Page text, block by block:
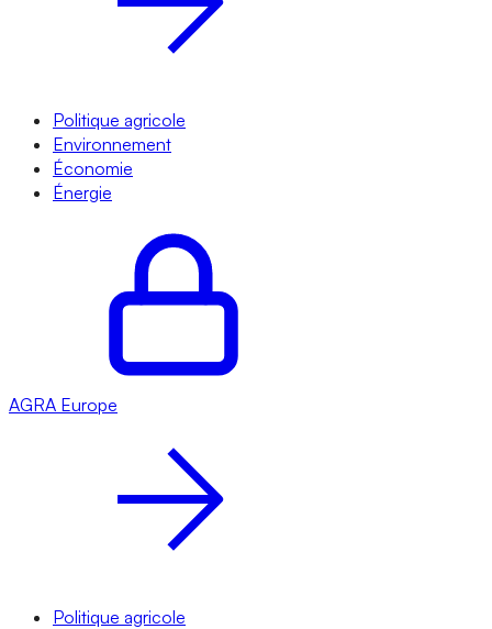
Politique agricole
Environnement
Économie
Énergie
AGRA Europe
Politique agricole